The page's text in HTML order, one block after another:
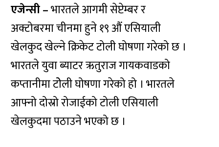
एजेन्सी –भारतले आगमी सेप्टेम्बर र
अक्टोबरमा चीनमा हुने १९ औं एसियाली
खेलकुद खेल्ने क्रिकेट टोली घोषणा गरेको छ ।
भारतले युवा ब्याटर ऋतुराज गायकवाडको
कप्तानीमा टोेली घोषणा गरेको हो । भारतले
आफ्नो दोस्रो रोजाईको टोली एसियाली
खेलकुदमा पठाउने भएको छ ।